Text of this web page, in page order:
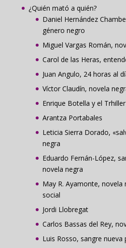
¿Quién mató a quién?
Daniel Hernández
género negro
Miguel Vargas Román,
Carol de las Heras,
Juan Angulo, 24 horas al
Víctor Claudín, novela
Enrique Botella y el
Arantza Portabales
Leticia Sierra Dorado,
negra
Eduardo Fernán-López,
novela negra
May R. Ayamonte,
social
Jordi Llobregat
Carlos Bassas del Rey,
Luis Rosso, sangre nueva